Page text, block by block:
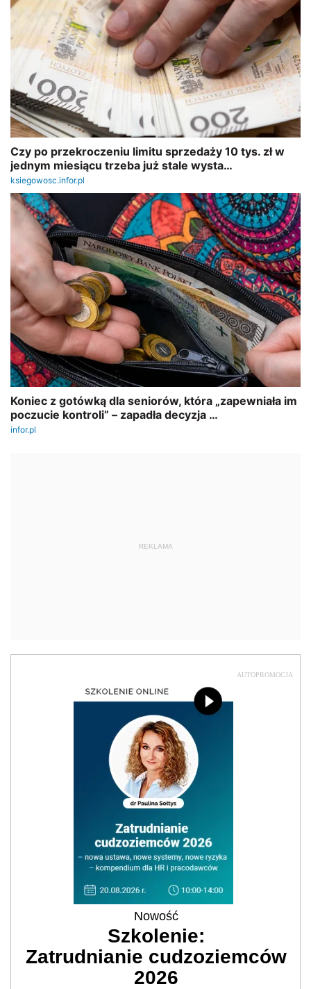
REKLAMA
AUTOPROMOCJA
Nowość
Szkolenie:
Zatrudnianie cudzoziemców
2026